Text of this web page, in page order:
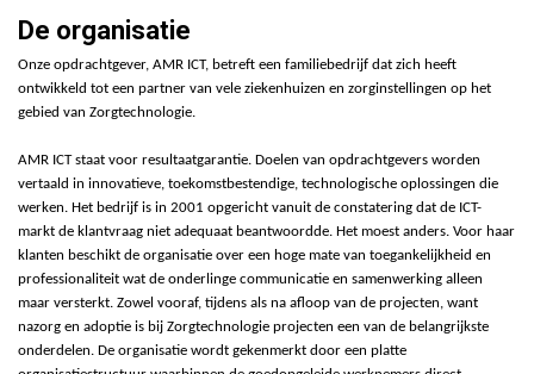
De organisatie
Onze opdrachtgever, AMR ICT, betreft een familiebedrijf dat zich heeft
ontwikkeld tot een partner van vele ziekenhuizen en zorginstellingen op het
gebied van Zorgtechnologie.
AMR ICT staat voor resultaatgarantie. Doelen van opdrachtgevers worden
vertaald in innovatieve, toekomstbestendige, technologische oplossingen die
werken. Het bedrijf is in 2001 opgericht vanuit de constatering dat de ICT-
markt de klantvraag niet adequaat beantwoordde. Het moest anders. Voor haar
klanten beschikt de organisatie over een hoge mate van toegankelijkheid en
professionaliteit wat de onderlinge communicatie en samenwerking alleen
maar versterkt. Zowel vooraf, tijdens als na afloop van de projecten, want
nazorg en adoptie is bij Zorgtechnologie projecten een van de belangrijkste
onderdelen. De organisatie wordt gekenmerkt door een platte